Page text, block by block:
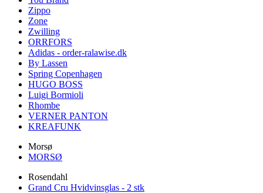
Zippo
Zone
Zwilling
ORRFORS
Adidas - order-ralawise.dk
By Lassen
Spring Copenhagen
HUGO BOSS
Luigi Bormioli
Rhombe
VERNER PANTON
KREAFUNK
Morsø
MORSØ
Rosendahl
Grand Cru Hvidvinsglas - 2 stk